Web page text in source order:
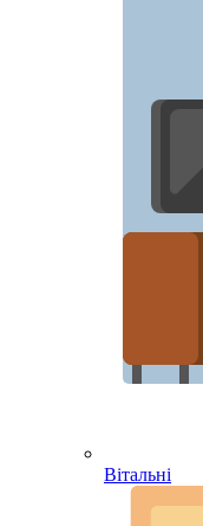
Вітальні